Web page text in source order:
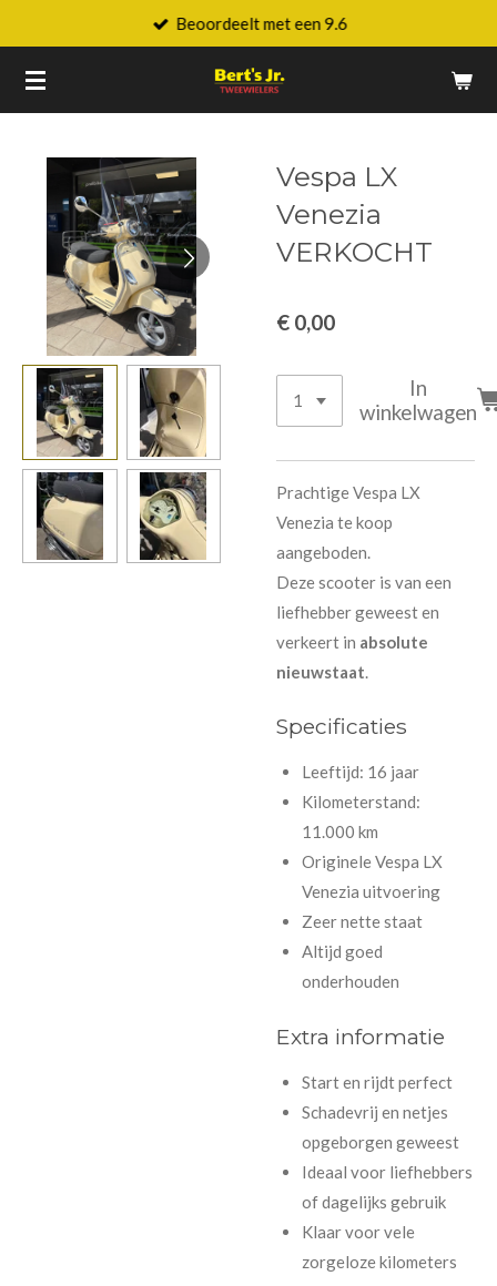
naar
de
Beoordeelt met een 9.6
Vespa LX
Venezia
VERKOCHT
€ 0,00
In
winkelwagen
PrachtigeVespa LX
Venezia te koop
aangeboden.
Deze scooter is van een
liefhebber geweest en
verkeert in absolute
nieuwstaat.
Specificaties
Leeftijd: 16 jaar
Kilometerstand:
11.000 km
Originele Vespa LX
Venezia uitvoering
Zeer nette staat
Altijd goed
onderhouden
Extra informatie
Start en rijdt perfect
Schadevrij en netjes
opgeborgen geweest
Ideaal voor liefhebbers
of dagelijks gebruik
Klaar voor vele
zorgeloze kilometers